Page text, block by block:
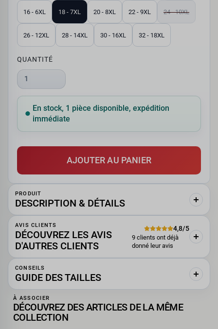
16 - 6XL 18 - 7XL 20 - 8XL 22 - 9XL 24 - 10XL
26 - 12XL 28 - 14XL 30 - 16XL 32 - 18XL
QUANTITÉ
1
En stock, 1 pièce disponible, expédition
immédiate
AJOUTER AU PANIER
PRODUIT
DESCRIPTION & DÉTAILS
AVIS CLIENTS
DÉCOUVREZ LES AVIS
D'AUTRES CLIENTS
4,8/5
9 clients ont déjà
donné leur avis
CONSEILS
GUIDE DES TAILLES
À ASSOCIER
DÉCOUVREZ DES ARTICLES DE LA MÊME
COLLECTION